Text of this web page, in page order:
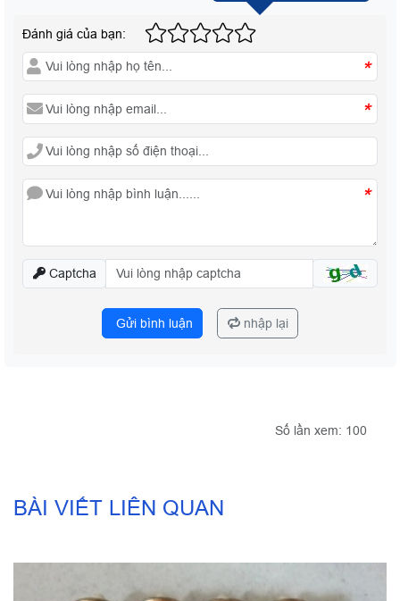
Đánh giá của bạn:
*
*
*
Captcha
Gửi bình luận nhập lại
Số lần xem: 100
BÀI VIẾT LIÊN QUAN